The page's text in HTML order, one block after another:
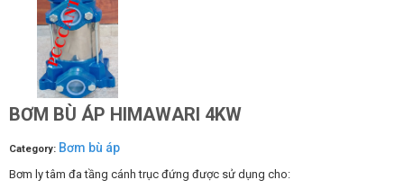
BƠM BÙ ÁP HIMAWARI 4KW
Category: Bơm bù áp
Bơm ly tâm đa tầng cánh trục đứng được sử dụng cho: